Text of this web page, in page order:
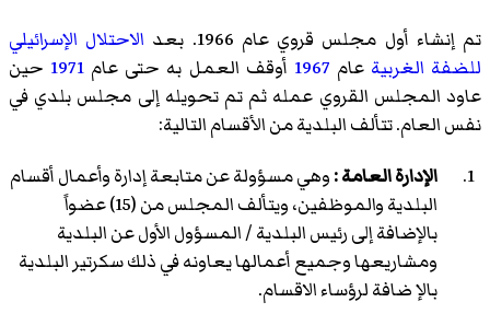
تم إنشاء أول مجلس قروي عام 1966. بعد
الاحتلال الإسرائيلي
للضفة الغربية عام 1967 أوقف العمل به حتى عام 1971 حين
عاود المجلس القروي عمله ثم تم تحويله إلى مجلس بلدي في
نفس العام. تتألف البلدية من الأقسام التالية:
الإدارة العامة :وهي مسؤولة عن متابعة إدارة وأعمال أقسام
البلدية والموظفين، ويتألف المجلس من (15) عضواً
بالإضافة إلى رئيس البلدية / المسؤول الأول عن البلدية
ومشاريعها وجميع أعمالها يعاونه في ذلك سكرتير البلدية
بالإ ضافة لرؤساء الاقسام.